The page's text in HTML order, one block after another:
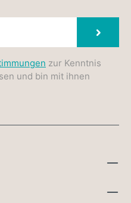
zur Kenntnis
und bin mit ihnen